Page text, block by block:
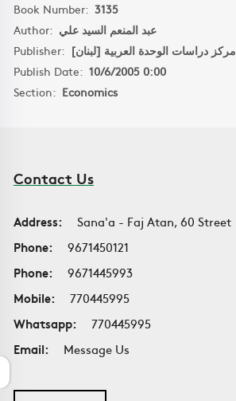
Book Number: 3135
Author: عبد المنعم السيد علي
Publisher: مركز دراسات الوحدة العربية [لبنان]
Publish Date: 10/6/2005 0:00
Section: Economics
Contact Us
Address:
Sana'a - Faj Atan, 60 Street
Phone:
9671450121
Phone:
9671445993
Mobile:
770445995
Whatsapp:
770445995
Email:
Message Us